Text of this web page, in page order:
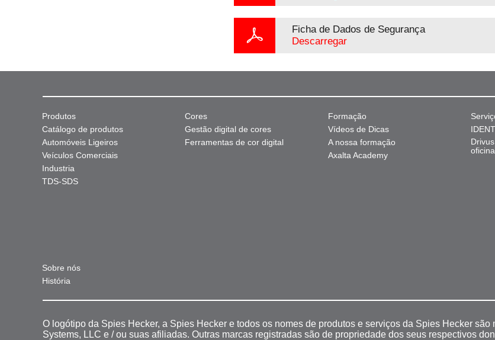
Ficha de Dados de Segurança
Descarregar
Produtos
Catálogo de produtos
Automóveis Ligeiros
Veículos Comerciais
Industria
TDS-SDS
Cores
Gestão digital de cores
Ferramentas de cor digital
Formação
Vídeos de Dicas
A nossa formação
Axalta Academy
Sobre nós
História
O logótipo da Spies Hecker, a Spies Hecker e todos os nomes de produtos e serviços da Spies Hecker
Systems, LLC e / ou suas afiliadas. Outras marcas registradas são de propriedade dos seus respectivos